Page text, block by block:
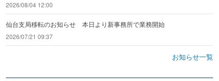
2026/08/04 12:00
仙台支局移転のお知らせ 本日より新事務所で業務開始
2026/07/21 09:37
お知らせ一覧